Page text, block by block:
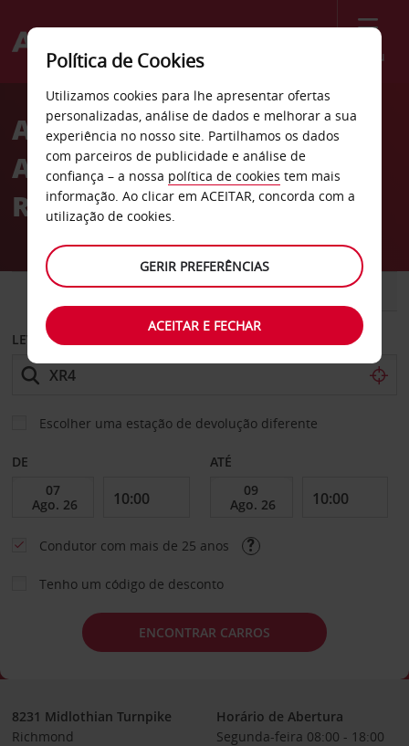
Menu
Welcome
AvisAluguer de carros
Avis Midlothian em
Richmond
CARRO COMERCIAIS
LEVANTAR EM
Escolher uma estação de devolução diferente
DE ATÉ
Condutor com mais de 25 anos
Tenho um código de desconto
ENCONTRAR CARROS
8231 Midlothian Turnpike
Richmond
Horário de Abertura
Segunda-feira 08:00 - 18:00
Política de Cookies
Utilizamos cookies para lhe apresentar ofertas
personalizadas, análise de dados e melhorar a sua
experiência no nosso site. Partilhamos os dados
com parceiros de publicidade e análise de
confiança – a nossa política de cookies tem mais
informação. Ao clicar em ACEITAR, concorda com a
utilização de cookies.
GERIR PREFERÊNCIAS
ACEITAR E FECHAR